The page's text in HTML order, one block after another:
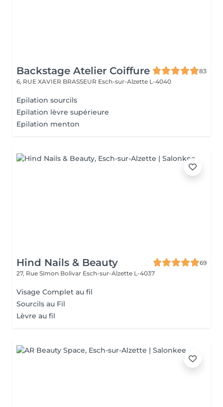
Backstage Atelier Coiffure
83
6, RUE XAVIER BRASSEUR Esch-sur-Alzette L-4040
Epilation sourcils
Epilation lèvre supérieure
Epilation menton
Hind Nails & Beauty
69
27, Rue Simon Bolivar Esch-sur-Alzette L-4037
Visage Complet au fil
Sourcils au Fil
Lèvre au fil